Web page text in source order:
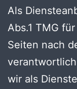
Als
Abs.1 TMG
Seiten nach
wir als